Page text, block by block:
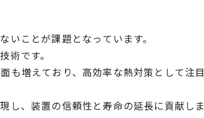
ことが課題となっています。
術です。
も増えており、高効率な熱対策として注目
し、装置の信頼性と寿命の延長に貢献しま